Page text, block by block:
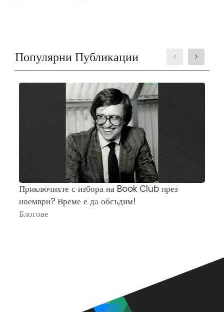
Популярни Публикации
Приключихте с избора на Book Club през
ноември? Време е да обсъдим!
Блогове